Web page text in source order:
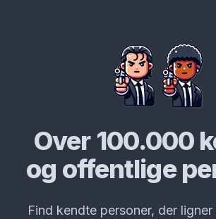
Over 100.000
og offentlige
Find kendte personer, der